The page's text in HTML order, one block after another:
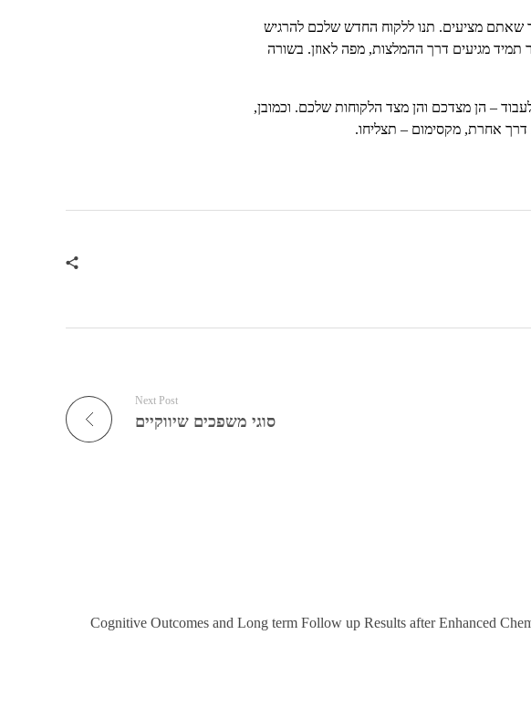
שאתם מציעים. תנו ללקוח החדש שלכם להרגיש
תמיד מגיעים דרך ההמלצות, מפה לאוזן. בשורה
– הן מצדכם והן מצד הלקוחות שלכם. וכמובן,
דרך אחרת, מקסימום – תצליחו.
Next Post
סוגי משפכים שיווקיים
Cognitive Outcomes and Long term Follow up Results after Enhanced